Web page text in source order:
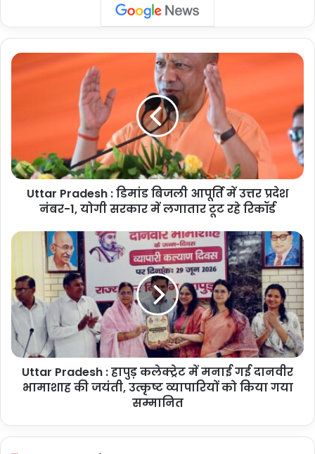
Uttar
Pradesh
उत्तर
प्रदेश
नंबर-1,
में
रहे
रिकॉर्ड
Uttar Pradesh : डिमांड बिजली आपूर्ति में उत्तर प्रदेश
नंबर-1, योगी सरकार में लगातार टूट रहे रिकॉर्ड
Uttar
Pradesh
हापुड़
कलेक्ट्रेट
में
मनाई
गई
दानवीर
भामाशाह
Uttar Pradesh : हापुड़ कलेक्ट्रेट में मनाई गई दानवीर
भामाशाह की जयंती, उत्कृष्ट व्यापारियों को किया गया
सम्मानित